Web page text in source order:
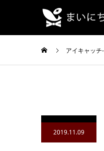
アイキャッ
2019.11.09